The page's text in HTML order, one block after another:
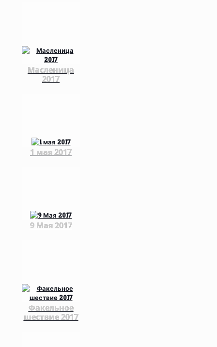
Масленица
2017
1 мая 2017
9 Мая 2017
Факельное
шествие 2017